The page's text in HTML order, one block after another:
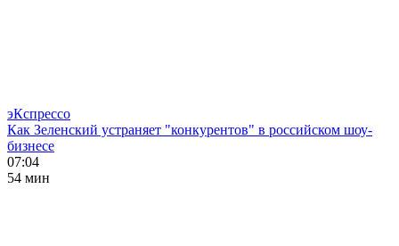
эКспрессо
Как Зеленский устраняет "конкурентов" в российском шоу-
бизнесе
07:04
54 мин